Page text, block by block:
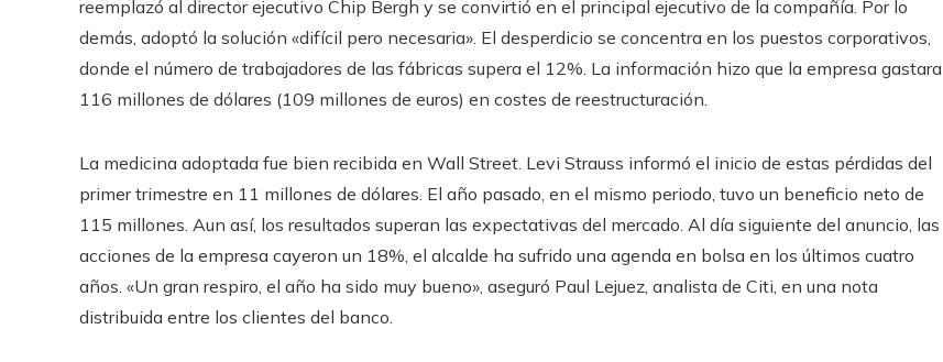
reemplazó al director ejecutivo Chip Bergh y se convirtió en el principal ejecutivo de la compañía. Por lo
demás, adoptó la solución «difícil pero necesaria». El desperdicio se concentra en los puestos corporativos,
donde el número de trabajadores de las fábricas supera el 12%. La información hizo que la empresa gastara
116 millones de dólares (109 millones de euros) en costes de reestructuración.
La medicina adoptada fue bien recibida en Wall Street. Levi Strauss informó el inicio de estas pérdidas del
primer trimestre en 11 millones de dólares. El año pasado, en el mismo periodo, tuvo un beneficio neto de
115 millones. Aun así, los resultados superan las expectativas del mercado. Al día siguiente del anuncio, las
acciones de la empresa cayeron un 18%, el alcalde ha sufrido una agenda en bolsa en los últimos cuatro
años. «Un gran respiro, el año ha sido muy bueno», aseguró Paul Lejuez, analista de Citi, en una nota
distribuida entre los clientes del banco.